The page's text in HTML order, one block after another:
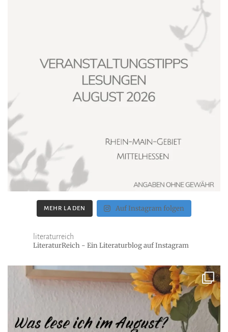
MEHR LADEN Auf Instagram folgen
literaturreich
LiteraturReich - Ein Literaturblog auf Instagram